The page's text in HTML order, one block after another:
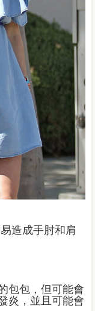
造成手肘和肩
包包，但可能會
炎，並且可能會